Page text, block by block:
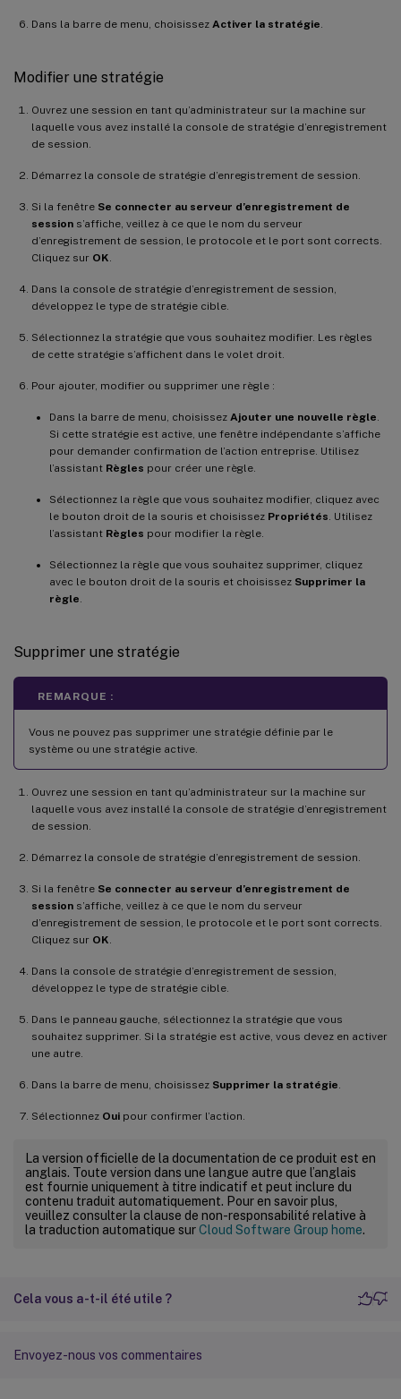
Dans la barre de menu, choisissez Activer la stratégie
Modifier une stratégie
Ouvrez une session en tant qu’administrateur sur la machine sur
laquelle vous avez installé la console de stratégie d’enregistrement
de session.
Démarrez la console de stratégie d’enregistrement de session.
Si la fenêtre Se connecter au serveur d’enregistrement de
session s’affiche, veillez à ce que le nom du serveur
d’enregistrement de session, le protocole et le port sont corrects.
Cliquez sur OK
Dans la console de stratégie d’enregistrement de session,
développez le type de stratégie cible.
Sélectionnez la stratégie que vous souhaitez modifier. Les règles
de cette stratégie s’affichent dans le volet droit.
Pour ajouter, modifier ou supprimer une règle :
Dans la barre de menu, choisissez Ajouter une nouvelle règle
Si cette stratégie est active, une fenêtre indépendante s’affiche
pour demander confirmation de l’action entreprise. Utilisez
l’assistant Règles pour créer une règle.
Sélectionnez la règle que vous souhaitez modifier, cliquez avec
le bouton droit de la souris et choisissez Propriétés . Utilisez
l’assistant Règles pour modifier la règle.
Sélectionnez la règle que vous souhaitez supprimer, cliquez
avec le bouton droit de la souris et choisissez Supprimer la
règle
Supprimer une stratégie
REMARQUE :
Vous ne pouvez pas supprimer une stratégie définie par le
système ou une stratégie active.
Ouvrez une session en tant qu’administrateur sur la machine sur
laquelle vous avez installé la console de stratégie d’enregistrement
de session.
Démarrez la console de stratégie d’enregistrement de session.
Si la fenêtre Se connecter au serveur d’enregistrement de
session s’affiche, veillez à ce que le nom du serveur
d’enregistrement de session, le protocole et le port sont corrects.
Cliquez sur OK
Dans la console de stratégie d’enregistrement de session,
développez le type de stratégie cible.
Dans le panneau gauche, sélectionnez la stratégie que vous
souhaitez supprimer. Si la stratégie est active, vous devez en activer
une autre.
Dans la barre de menu, choisissez Supprimer la stratégie
Sélectionnez Oui pour confirmer l’action.
La version officielle de la documentation de ce produit est en
anglais. Toute version dans une langue autre que l’anglais
est fournie uniquement à titre indicatif et peut inclure du
contenu traduit automatiquement. Pour en savoir plus,
veuillez consulter la clause de non-responsabilité relative à
la traduction automatique surCloud Software Group home.
Cela vous a-t-il été utile ?
Envoyez-nous vos commentaires